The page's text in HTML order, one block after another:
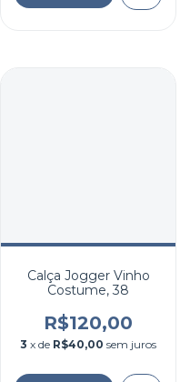
Calça Jogger Vinho
Costume, 38
R$120,00
3 x de R$40,00 sem juros